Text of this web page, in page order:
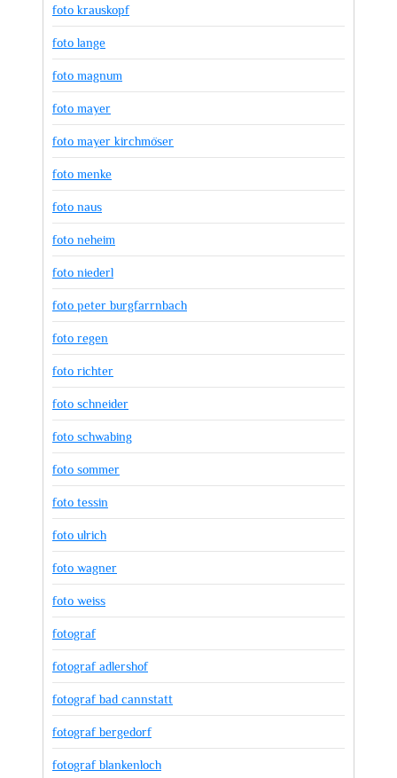
foto krauskopf
foto lange
foto magnum
foto mayer
foto mayer kirchmöser
foto menke
foto naus
foto neheim
foto niederl
foto peter burgfarrnbach
foto regen
foto richter
foto schneider
foto schwabing
foto sommer
foto tessin
foto ulrich
foto wagner
foto weiss
fotograf
fotograf adlershof
fotograf bad cannstatt
fotograf bergedorf
fotograf blankenloch